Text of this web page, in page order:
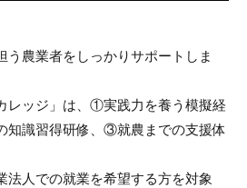
う農業者をしっかりサポートしま
ッジ」は、①実践力を養う模擬経
知識習得研修、③就農までの支援体
人での就業を希望する方を対象